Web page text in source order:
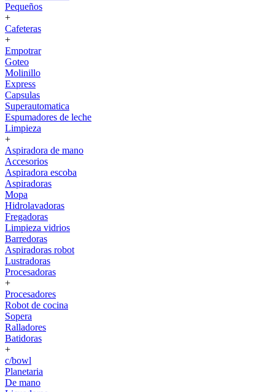
Pequeños
+
Cafeteras
+
Empotrar
Goteo
Molinillo
Express
Capsulas
Superautomatica
Espumadores de leche
Limpieza
+
Aspiradora de mano
Accesorios
Aspiradora escoba
Aspiradoras
Mopa
Hidrolavadoras
Fregadoras
Limpieza vidrios
Barredoras
Aspiradoras robot
Lustradoras
Procesadoras
+
Procesadores
Robot de cocina
Sopera
Ralladores
Batidoras
+
c/bowl
Planetaria
De mano